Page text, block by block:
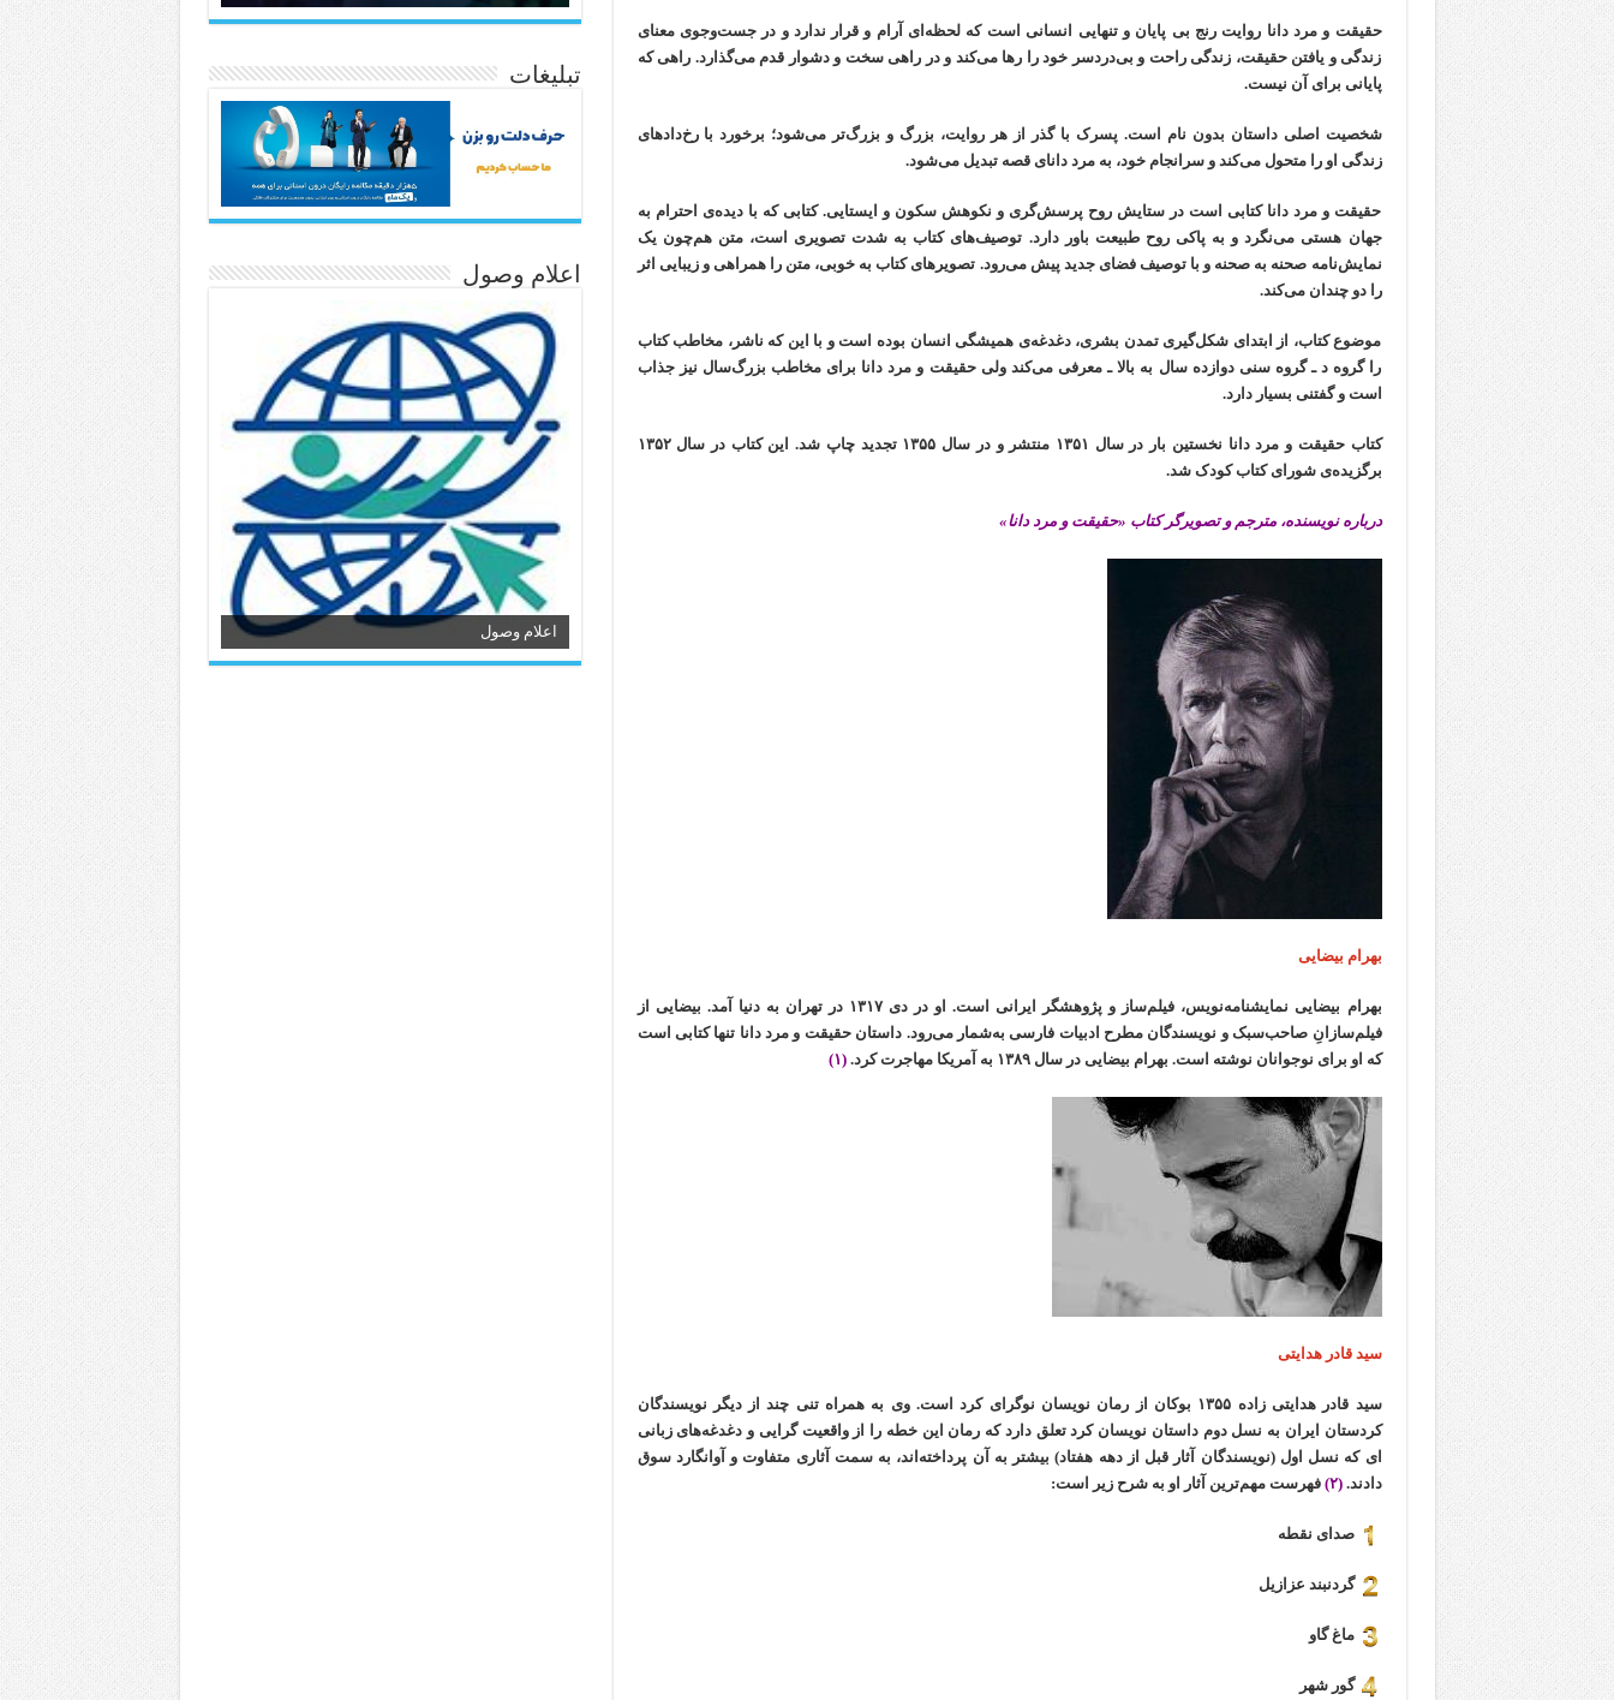
حقیقت و مرد دانا روایت رنج بی پایان و تنهایی انسانی است که لحظه‌ای آرام و قرار ندارد و در جست‌وجوی معنای
زندگی و یافتن حقیقت، زندگی راحت و بی‌دردسر خود را رها می‌کند و در راهی سخت و دشوار قدم می‌گذارد. راهی که
پایانی برای آن نیست.
شخصیت اصلی داستان بدون نام است. پسرک با گذر از هر روایت، بزرگ و بزرگ‌تر می‌شود؛ برخورد با رخ‌دادهای
زندگی او را متحول می‌کند و سرانجام خود، به مرد دانای قصه تبدیل می‌شود.
حقیقت و مرد دانا کتابی است در ستایش روح پرسش‌گری و نکوهش سکون و ایستایی. کتابی که با دیده‌ی احترام به
جهان هستی می‌نگرد و به پاکی روح طبیعت باور دارد. توصیف‌های کتاب به شدت تصویری است، متن هم‌چون یک
نمایش‌نامه صحنه به صحنه و با توصیف فضای جدید پیش می‌رود. تصویرهای کتاب به خوبی، متن را همراهی و زیبایی اثر
را دو چندان می‌کند.
موضوع کتاب، از ابتدای شکل‌گیری تمدن بشری، دغدغه‌ی همیشگی انسان بوده است و با این که ناشر، مخاطب کتاب
را گروه د ـ گروه سنی دوازده سال به بالا ـ معرفی می‌کند ولی حقیقت و مرد دانا برای مخاطب بزرگ‌سال نیز جذاب
است و گفتنی بسیار دارد.
کتاب حقیقت و مرد دانا نخستین بار در سال ۱۳۵۱ منتشر و در سال ۱۳۵۵ تجدید چاپ شد. این کتاب در سال ۱۳۵۲
برگزیده‌ی شورای کتاب کودک شد.
درباره نویسنده، مترجم و تصویرگر کتاب «حقیقت و مرد دانا»
بهرام بیضایی
بهرام بیضایی نمایشنامه‌نویس، فیلم‌ساز و پژوهشگر ایرانی است. او در دی ۱۳۱۷ در تهران به دنیا آمد. بیضایی از
فیلم‌سازانِ صاحب‌سبک و نویسندگان مطرح ادبیات فارسی به‌شمار می‌رود. داستان حقیقت و مرد دانا تنها کتابی است
که او برای نوجوانان نوشته است. بهرام بیضایی در سال ۱۳۸۹ به آمریکا مهاجرت کرد.
(۱)
سید قادر هدایتی
سید قادر هدایتی زاده ۱۳۵۵ بوکان از رمان نویسان نوگرای کرد است. وی به همراه تنی چند از دیگر نویسندگان
کردستان ایران به نسل دوم داستان نویسان کرد تعلق دارد که رمان این خطه را از واقعیت گرایی و دغدغه‌های زبانی
ای که نسل اول (نویسندگان آثار قبل از دهه هفتاد) بیشتر به آن پرداخته‌اند، به سمت آثاری متفاوت و آوانگارد سوق
دادند.(۲) فهرست مهم‌ترین آثار او به شرح زیر است:
صدای نقطه
گردنبند عزازیل
ماغ گاو
گور شهر
تبلیغات
اعلام وصول
اعلام وصول